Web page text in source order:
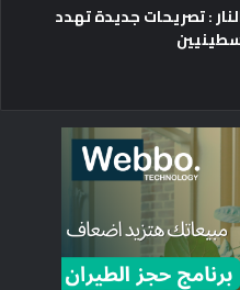
: تصريحات جديدة تهدد